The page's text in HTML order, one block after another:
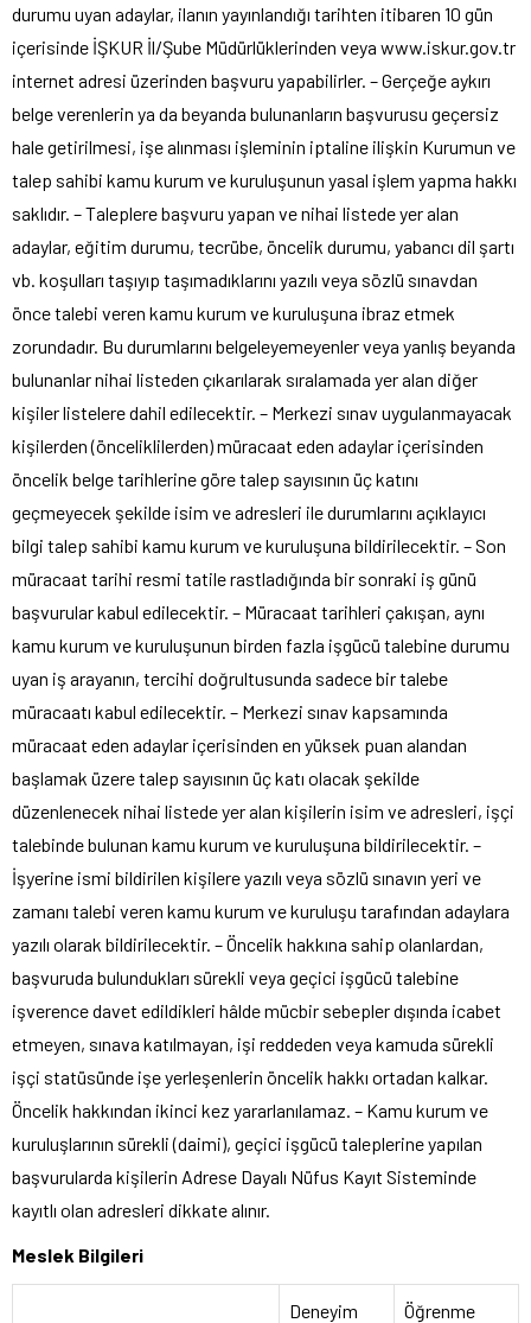
durumu uyan adaylar, ilanın yayınlandığı tarihten itibaren 10 gün
içerisinde İŞKUR İl/Şube Müdürlüklerinden veya www.iskur.gov.tr
internet adresi üzerinden başvuru yapabilirler. – Gerçeğe aykırı
belge verenlerin ya da beyanda bulunanların başvurusu geçersiz
hale getirilmesi, işe alınması işleminin iptaline ilişkin Kurumun ve
talep sahibi kamu kurum ve kuruluşunun yasal işlem yapma hakkı
saklıdır. – Taleplere başvuru yapan ve nihai listede yer alan
adaylar, eğitim durumu, tecrübe, öncelik durumu, yabancı dil şartı
vb. koşulları taşıyıp taşımadıklarını yazılı veya sözlü sınavdan
önce talebi veren kamu kurum ve kuruluşuna ibraz etmek
zorundadır. Bu durumlarını belgeleyemeyenler veya yanlış beyanda
bulunanlar nihai listeden çıkarılarak sıralamada yer alan diğer
kişiler listelere dahil edilecektir. – Merkezi sınav uygulanmayacak
kişilerden (önceliklilerden) müracaat eden adaylar içerisinden
öncelik belge tarihlerine göre talep sayısının üç katını
geçmeyecek şekilde isim ve adresleri ile durumlarını açıklayıcı
bilgi talep sahibi kamu kurum ve kuruluşuna bildirilecektir. – Son
müracaat tarihi resmi tatile rastladığında bir sonraki iş günü
başvurular kabul edilecektir. – Müracaat tarihleri çakışan, aynı
kamu kurum ve kuruluşunun birden fazla işgücü talebine durumu
uyan iş arayanın, tercihi doğrultusunda sadece bir talebe
müracaatı kabul edilecektir. – Merkezi sınav kapsamında
müracaat eden adaylar içerisinden en yüksek puan alandan
başlamak üzere talep sayısının üç katı olacak şekilde
düzenlenecek nihai listede yer alan kişilerin isim ve adresleri, işçi
talebinde bulunan kamu kurum ve kuruluşuna bildirilecektir. –
İşyerine ismi bildirilen kişilere yazılı veya sözlü sınavın yeri ve
zamanı talebi veren kamu kurum ve kuruluşu tarafından adaylara
yazılı olarak bildirilecektir. – Öncelik hakkına sahip olanlardan,
başvuruda bulundukları sürekli veya geçici işgücü talebine
işverence davet edildikleri hâlde mücbir sebepler dışında icabet
etmeyen, sınava katılmayan, işi reddeden veya kamuda sürekli
işçi statüsünde işe yerleşenlerin öncelik hakkı ortadan kalkar.
Öncelik hakkından ikinci kez yararlanılamaz. – Kamu kurum ve
kuruluşlarının sürekli (daimi), geçici işgücü taleplerine yapılan
başvurularda kişilerin Adrese Dayalı Nüfus Kayıt Sisteminde
kayıtlı olan adresleri dikkate alınır.
Meslek Bilgileri
Deneyim
Öğrenme